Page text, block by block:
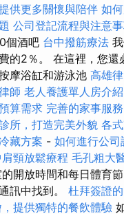
供更多關懷與陪伴 如
公司登記流程與注意
個酒吧 台中撥筋療法
的2％。 在這裡，您還
摩浴缸和游泳池 高雄
師 老人養護單人房介紹
算需求 完善的家事服
所，打造完美外貌 各
藏方案 - 如何進行公司
頸放鬆療程 毛孔粗大
開放時間和每日體育節
訊中找到。 杜拜簽證
提供獨特的餐飲體驗